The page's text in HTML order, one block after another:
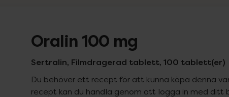
Oralin 100 mg
Sertralin, Filmdragerad tablett, 100 tablett(er)
Du behöver ett recept för att kunna köpa denna
recept kan du handla genom att logga in med ditt